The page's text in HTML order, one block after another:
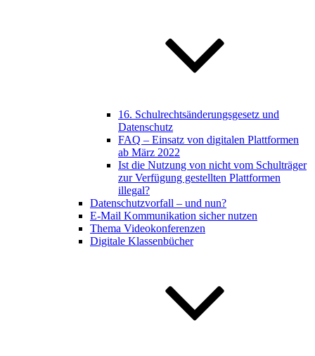
16. Schulrechtsänderungsgesetz und
Datenschutz
FAQ – Einsatz von digitalen Plattformen
ab März 2022
Ist die Nutzung von nicht vom Schulträger
zur Verfügung gestellten Plattformen
illegal?
Datenschutzvorfall – und nun?
E-Mail Kommunikation sicher nutzen
Thema Videokonferenzen
Digitale Klassenbücher